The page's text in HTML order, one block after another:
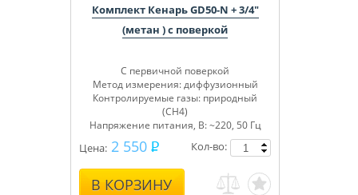
Комплект Кенарь GD50-N + 3/4"
(метан ) с поверкой
С первичной поверкой
Метод измерения: диффузионный
Контролируемые газы: природный
(СН4)
Напряжение питания, В: ~220, 50 Гц
Цена: 2 550
В КОРЗИНУ
Кол-во: